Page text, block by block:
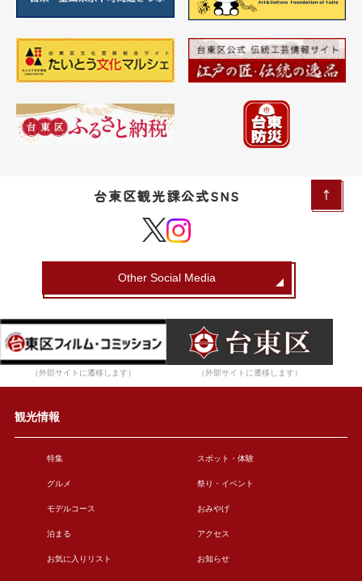
台東区観光課公式SNS
Other Social Media
（外部サイトに遷移します） （外部サイトに遷移します）
観光情報
特集 スポット・体験
グルメ 祭り・イベント
モデルコース おみやげ
泊まる アクセス
お気に入りリスト お知らせ